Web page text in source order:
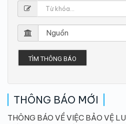
TÌM THÔNG BÁO
THÔNG BÁO MỚI
THÔNG BÁO VỀ VIỆC BẢO VỆ